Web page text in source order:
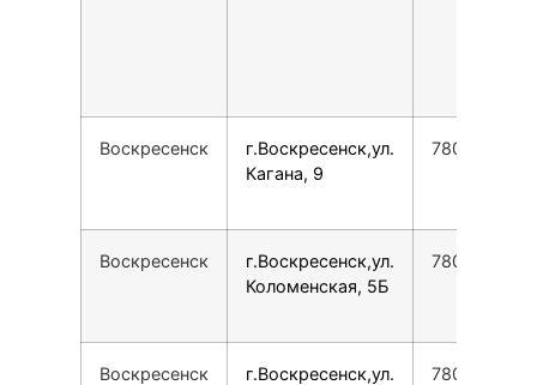
Воскресенск
г.Воскресенск,ул.
Кагана, 9
Воскресенск
г.Воскресенск,ул.
Коломенская, 5Б
Воскресенск
г.Воскресенск,ул.